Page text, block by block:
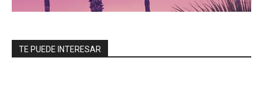
TE PUEDE INTERESAR